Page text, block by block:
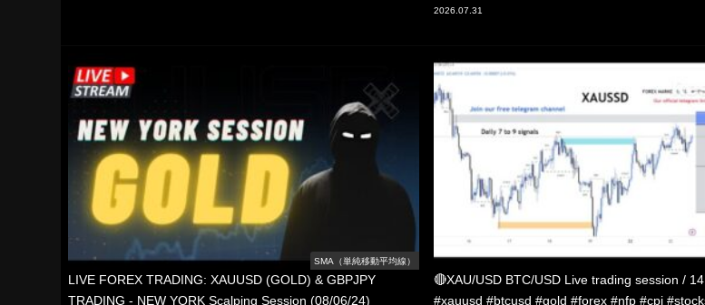
2026.07.31
SMA（単純移動平均線）
LIVE FOREX TRADING: XAUUSD (GOLD) & GBPJPY
TRADING - NEW YORK Scalping Session (08/06/24)
🔴XAU/USD BTC/USD Live trading session /
#xauusd #btcusd #gold #forex #nfp #cpi